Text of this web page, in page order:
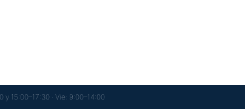
y 15:00–17:30 · Vie: 9:00–14:00